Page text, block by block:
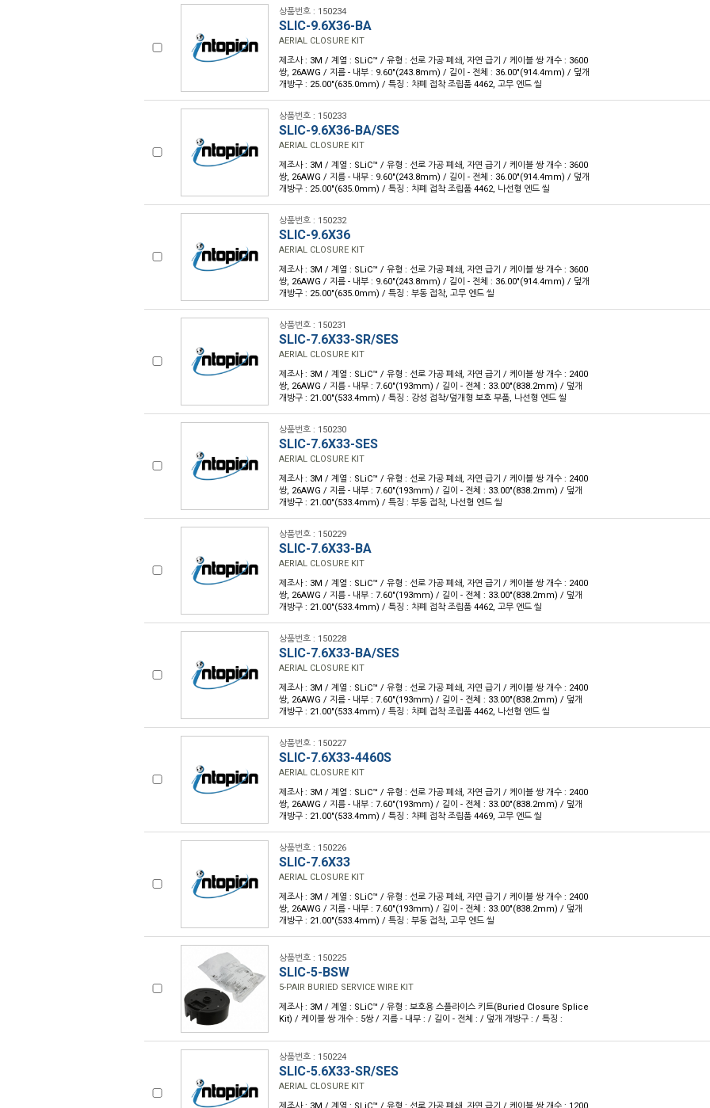
상품번호 : 150234
SLIC-9.6X36-BA
AERIAL CLOSURE KIT
제조사 : 3M / 계열 : SLiC™ / 유형 : 선로 가공 폐쇄, 자연 급기 / 케이블 쌍 개수 : 3600
쌍, 26AWG / 지름 - 내부 : 9.60"(243.8mm) / 길이 - 전체 : 36.00"(914.4mm) / 덮개
개방구 : 25.00"(635.0mm) / 특징 : 차폐 접착 조립품 4462, 고무 엔드 씰
상품번호 : 150233
SLIC-9.6X36-BA/SES
AERIAL CLOSURE KIT
제조사 : 3M / 계열 : SLiC™ / 유형 : 선로 가공 폐쇄, 자연 급기 / 케이블 쌍 개수 : 3600
쌍, 26AWG / 지름 - 내부 : 9.60"(243.8mm) / 길이 - 전체 : 36.00"(914.4mm) / 덮개
개방구 : 25.00"(635.0mm) / 특징 : 차폐 접착 조립품 4462, 나선형 엔드 씰
상품번호 : 150232
SLIC-9.6X36
AERIAL CLOSURE KIT
제조사 : 3M / 계열 : SLiC™ / 유형 : 선로 가공 폐쇄, 자연 급기 / 케이블 쌍 개수 : 3600
쌍, 26AWG / 지름 - 내부 : 9.60"(243.8mm) / 길이 - 전체 : 36.00"(914.4mm) / 덮개
개방구 : 25.00"(635.0mm) / 특징 : 부동 접착, 고무 엔드 씰
상품번호 : 150231
SLIC-7.6X33-SR/SES
AERIAL CLOSURE KIT
제조사 : 3M / 계열 : SLiC™ / 유형 : 선로 가공 폐쇄, 자연 급기 / 케이블 쌍 개수 : 2400
쌍, 26AWG / 지름 - 내부 : 7.60"(193mm) / 길이 - 전체 : 33.00"(838.2mm) / 덮개
개방구 : 21.00"(533.4mm) / 특징 : 강성 접착/덮개형 보호 부품, 나선형 엔드 씰
상품번호 : 150230
SLIC-7.6X33-SES
AERIAL CLOSURE KIT
제조사 : 3M / 계열 : SLiC™ / 유형 : 선로 가공 폐쇄, 자연 급기 / 케이블 쌍 개수 : 2400
쌍, 26AWG / 지름 - 내부 : 7.60"(193mm) / 길이 - 전체 : 33.00"(838.2mm) / 덮개
개방구 : 21.00"(533.4mm) / 특징 : 부동 접착, 나선형 엔드 씰
상품번호 : 150229
SLIC-7.6X33-BA
AERIAL CLOSURE KIT
제조사 : 3M / 계열 : SLiC™ / 유형 : 선로 가공 폐쇄, 자연 급기 / 케이블 쌍 개수 : 2400
쌍, 26AWG / 지름 - 내부 : 7.60"(193mm) / 길이 - 전체 : 33.00"(838.2mm) / 덮개
개방구 : 21.00"(533.4mm) / 특징 : 차폐 접착 조립품 4462, 고무 엔드 씰
상품번호 : 150228
SLIC-7.6X33-BA/SES
AERIAL CLOSURE KIT
제조사 : 3M / 계열 : SLiC™ / 유형 : 선로 가공 폐쇄, 자연 급기 / 케이블 쌍 개수 : 2400
쌍, 26AWG / 지름 - 내부 : 7.60"(193mm) / 길이 - 전체 : 33.00"(838.2mm) / 덮개
개방구 : 21.00"(533.4mm) / 특징 : 차폐 접착 조립품 4462, 나선형 엔드 씰
상품번호 : 150227
SLIC-7.6X33-4460S
AERIAL CLOSURE KIT
제조사 : 3M / 계열 : SLiC™ / 유형 : 선로 가공 폐쇄, 자연 급기 / 케이블 쌍 개수 : 2400
쌍, 26AWG / 지름 - 내부 : 7.60"(193mm) / 길이 - 전체 : 33.00"(838.2mm) / 덮개
개방구 : 21.00"(533.4mm) / 특징 : 차폐 접착 조립품 4469, 고무 엔드 씰
상품번호 : 150226
SLIC-7.6X33
AERIAL CLOSURE KIT
제조사 : 3M / 계열 : SLiC™ / 유형 : 선로 가공 폐쇄, 자연 급기 / 케이블 쌍 개수 : 2400
쌍, 26AWG / 지름 - 내부 : 7.60"(193mm) / 길이 - 전체 : 33.00"(838.2mm) / 덮개
개방구 : 21.00"(533.4mm) / 특징 : 부동 접착, 고무 엔드 씰
상품번호 : 150225
SLIC-5-BSW
5-PAIR BURIED SERVICE WIRE KIT
제조사 : 3M / 계열 : SLiC™ / 유형 : 보호용 스플라이스 키트(Buried Closure Splice
Kit) / 케이블 쌍 개수 : 5쌍 / 지름 - 내부 : / 길이 - 전체 : / 덮개 개방구 : / 특징 :
상품번호 : 150224
SLIC-5.6X33-SR/SES
AERIAL CLOSURE KIT